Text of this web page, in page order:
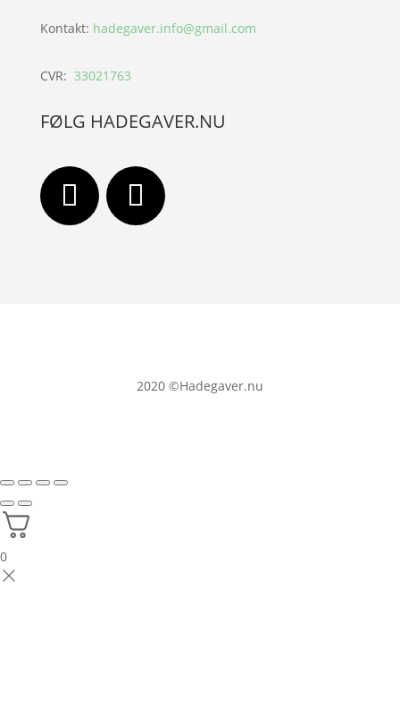
Kontakt: hadegaver.info@gmail.com
CVR: 33021763
FØLG HADEGAVER.NU
2020 ©Hadegaver.nu
0